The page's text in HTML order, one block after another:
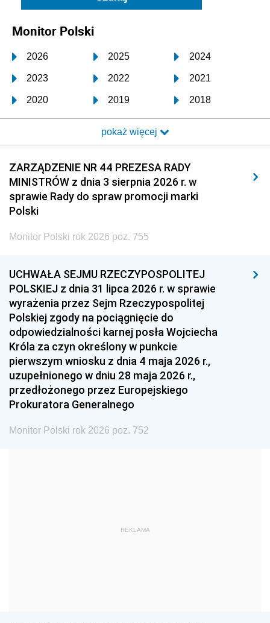
Monitor Polski
2026 2025 2024
2023 2022 2021
2020 2019 2018
2017 2016 2015
2014 2013 2012
2011 2010 2009
2008 2007 2006
2005
1996 1995 1994
1993 1992 1991
1990 1989
1987 1986 1985
1984 1983 1982
1981 1980 1979
1978 1977
1975 1974
1959
pokaż więcej
ZARZĄDZENIE NR 44 PREZESA RADY
MINISTRÓW z dnia 3 sierpnia 2026 r. w
sprawie Rady do spraw promocji marki
Polski
Monitor Polski rok 2026 poz. 755
UCHWAŁA SEJMU RZECZYPOSPOLITEJ
POLSKIEJ z dnia 31 lipca 2026 r. w sprawie
wyrażenia przez Sejm Rzeczypospolitej
Polskiej zgody na pociągnięcie do
odpowiedzialności karnej posła Wojciecha
Króla za czyn określony w punkcie
pierwszym wniosku z dnia 4 maja 2026 r.,
uzupełnionego w dniu 28 maja 2026 r.,
przedłożonego przez Europejskiego
Prokuratora Generalnego
Monitor Polski rok 2026 poz. 752
REKLAMA